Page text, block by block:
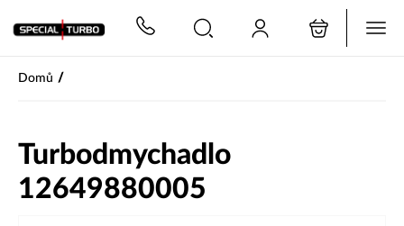
Domů /
Turbodmychadlo
12649880005